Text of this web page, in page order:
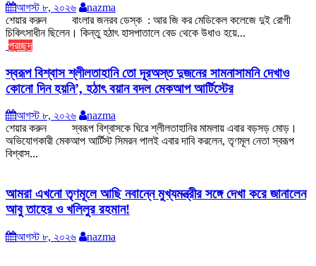
আগস্ট ৮, ২০২৬
nazma
শেয়ার করুন বাংলার জনরব ডেস্ক : আর জি কর মেডিকেল কলেজে দুই রোগী
চিকিৎসাধীন ছিলেন। কিন্তু হঠাৎ হাসপাতালে বেড থেকে উধাও হয়ে...
প্রচ্ছদ
স্বরূপ বিশ্বাস শ্লীলতাহানি তো দূরঅস্ত দুজনের সামনাসামনি দেখাও
কোনো দিন হয়নি’, হঠাৎ বয়ান বদল মেকআপ আর্টিস্টের
আগস্ট ৮, ২০২৬
nazma
শেয়ার করুন স্বরূপ বিশ্বাসকে ঘিরে শ্লীলতাহানির মামলায় এবার বড়সড় মোড়।
অভিযোগকারী মেকআপ আর্টিস্ট সিমরন পালই এবার দাবি করলেন, তৃণমূল নেতা স্বরূপ
বিশ্বাস...
আমরা এখনো তৃণমূলে আছি নবান্নে মুখ্যমন্ত্রীর সঙ্গে দেখা করে জানালেন
আবু তাহের ও খলিলুর রহমান!
আগস্ট ৮, ২০২৬ nazma